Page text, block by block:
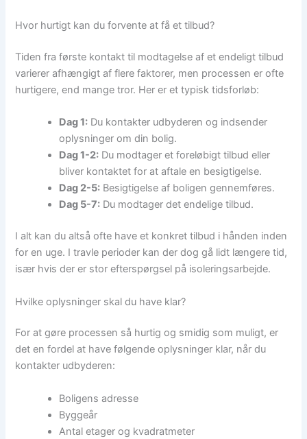
Hvor hurtigt kan du forvente at få et tilbud?
Tiden fra første kontakt til modtagelse af et endeligt tilbud
varierer afhængigt af flere faktorer, men processen er ofte
hurtigere, end mange tror. Her er et typisk tidsforløb:
Dag 1: Du kontakter udbyderen og indsender
oplysninger om din bolig.
Dag 1-2: Du modtager et foreløbigt tilbud eller
bliver kontaktet for at aftale en besigtigelse.
Dag 2-5: Besigtigelse af boligen gennemføres.
Dag 5-7: Du modtager det endelige tilbud.
I alt kan du altså ofte have et konkret tilbud i hånden inden
for en uge. I travle perioder kan der dog gå lidt længere tid,
især hvis der er stor efterspørgsel på isoleringsarbejde.
Hvilke oplysninger skal du have klar?
For at gøre processen så hurtig og smidig som muligt, er
det en fordel at have følgende oplysninger klar, når du
kontakter udbyderen:
Boligens adresse
Byggeår
Antal etager og kvadratmeter